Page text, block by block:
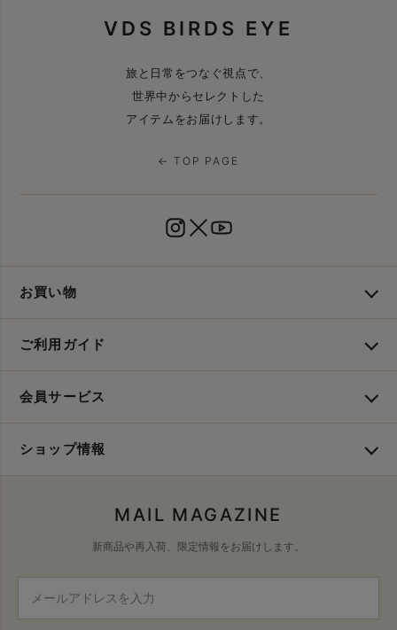
VDS BIRDS EYE
旅と日常をつなぐ視点で、
世界中からセレクトした
アイテムをお届けします。
← TOP PAGE
お買い物
ご利用ガイド
会員サービス
ショップ情報
MAIL MAGAZINE
新商品や再入荷、限定情報をお届けします。